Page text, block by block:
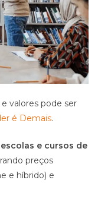
valores pode ser
é Demais.
e cursos de
preços
e híbrido) e